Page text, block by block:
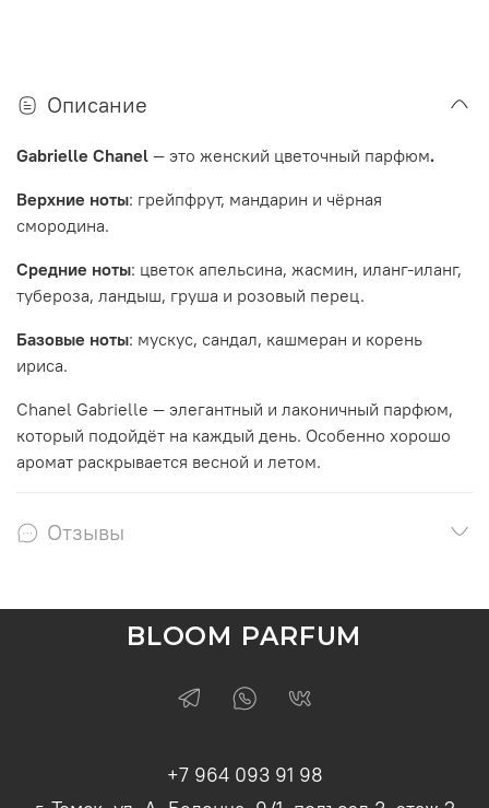
Описание
Gabrielle Chanel — это женский цветочный парфюм.
Верхние ноты: грейпфрут, мандарин и чёрная
смородина.
Средние ноты: цветок апельсина, жасмин, иланг-иланг,
тубероза, ландыш, груша и розовый перец.
Базовые ноты: мускус, сандал, кашмеран и корень
ириса.
Chanel Gabrielle — элегантный и лаконичный парфюм,
который подойдёт на каждый день. Особенно хорошо
аромат раскрывается весной и летом.
Отзывы
+7 964 093 91 98
BLOOM PARFUM